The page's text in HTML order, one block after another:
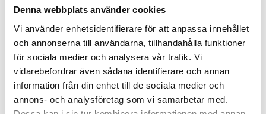
Denna webbplats använder cookies
Vi använder enhetsidentifierare för att anpassa innehållet
och annonserna till användarna, tillhandahålla funktioner
för sociala medier och analysera vår trafik. Vi
vidarebefordrar även sådana identifierare och annan
information från din enhet till de sociala medier och
annons- och analysföretag som vi samarbetar med.
fyra månader.
VISSTE DU?Äldre hundar har liknande
minnes-, inlärnings- och beteendeförändringar
som människor med Alzheimers sjukdom har.
Symptomen hos hundar är vanligtvis
förändringar i sömnrytmen, förvirrning, och att
de kan ha svårt att uppfatta även bekanta